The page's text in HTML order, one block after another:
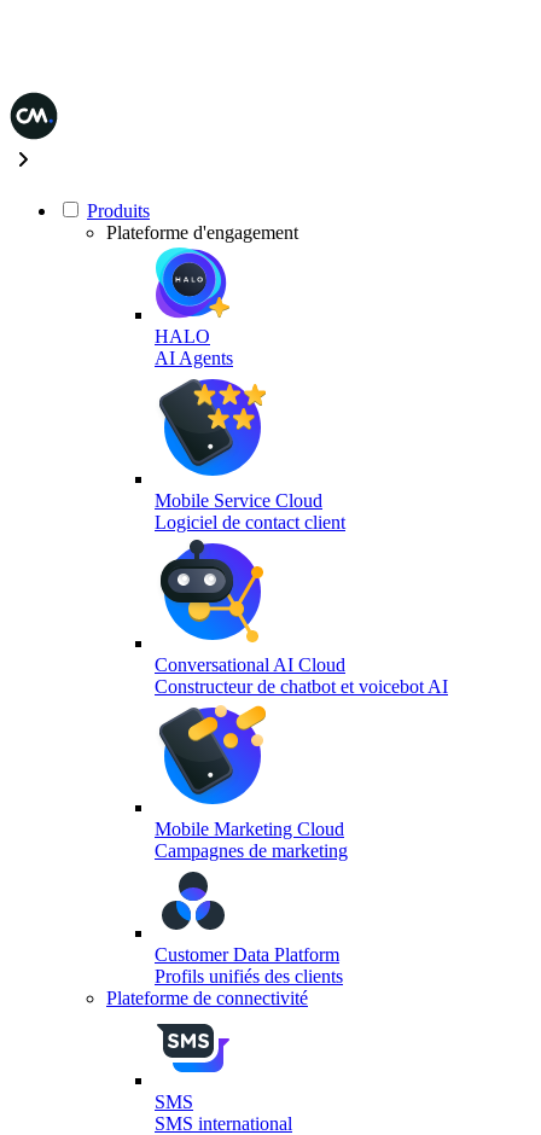
Produits
Plateforme d'engagement
HALO
AI Agents
Mobile Service Cloud
Logiciel de contact client
Conversational AI Cloud
Constructeur de chatbot et voicebot AI
Mobile Marketing Cloud
Campagnes de marketing
Customer Data Platform
Profils unifiés des clients
Plateforme de connectivité
SMS
SMS international